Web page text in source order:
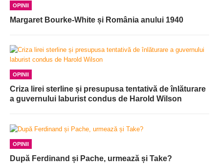
OPINII
Margaret Bourke-White și România anului 1940
OPINII
Criza lirei sterline și presupusa tentativă de înlăturare
a guvernului laburist condus de Harold Wilson
OPINII
După Ferdinand și Pache, urmează și Take?